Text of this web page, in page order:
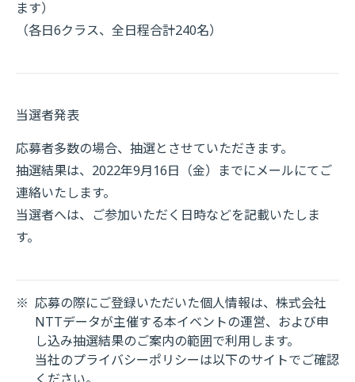
ます）
（各日6クラス、全日程合計240名）
当選者発表
応募者多数の場合、抽選とさせていただきます。
抽選結果は、2022年9月16日（金）までにメールにてご
連絡いたします。
当選者へは、ご参加いただく日時などを記載いたしま
す。
※ 応募の際にご登録いただいた個人情報は、株式会社
NTTデータが主催する本イベントの運営、および申
し込み抽選結果のご案内の範囲で利用します。
当社のプライバシーポリシーは以下のサイトでご確認